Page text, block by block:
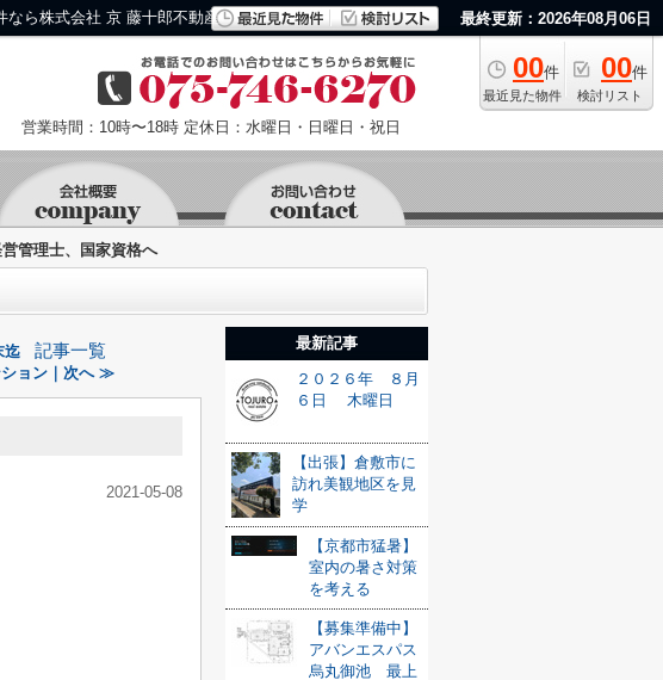
なら株式会社 京 藤十郎不動産 最終更新：2026年08月06日
00件
最近見た物件
00件
検討リスト
営業時間：10時〜18時 定休日：水曜日・日曜日・祝日
管理士、国家資格へ
迄 記事一覧
ション｜次へ ≫
2021-05-08
最新記事
２０２６年 ８月
６日 木曜日
【出張】倉敷市に
訪れ美観地区を見
学
【京都市猛暑】
室内の暑さ対策
を考える
【募集準備中】
アバンエスパス
烏丸御池 最上